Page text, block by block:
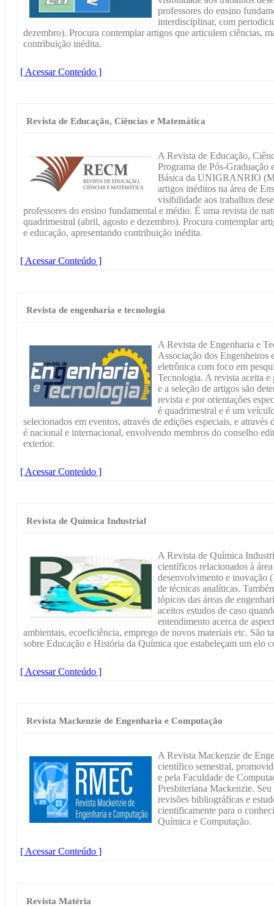
professores do ensino
interdisciplinar, com
dezembro). Procura contemplar artigos que articulem ciências,
contribuição inédita.
[ Acessar Conteúdo ]
Revista de Educação, Ciências e Matemática
A Revista de Educação,
Programa de Pós-Graduação
Básica da UNIGRANRIO
artigos inéditos na área de
visibilidade aos trabalhos
professores do ensino fundamental e médio. É uma revista de
quadrimestral (abril, agosto e dezembro). Procura contemplar
e educação, apresentando contribuição inédita.
[ Acessar Conteúdo ]
Revista de engenharia e tecnologia
A Revista de Engenharia e
Associação dos Engenheiros
eletrônica com foco em
Tecnologia. A revista aceita
e a seleção de artigos são
revista e por orientações
é quadrimestral e é um
selecionados em eventos, através de edições especiais, e
é nacional e internacional, envolvendo membros do conselho
exterior.
[ Acessar Conteúdo ]
Revista de Química Industrial
A Revista de Química
científicos relacionados à
desenvolvimento e
de técnicas analíticas.
tópicos das áreas de
aceitos estudos de caso
entendimento acerca de
ambientais, ecoeficiência, emprego de novos materiais etc. São
sobre Educação e História da Química que estabeleçam um elo
[ Acessar Conteúdo ]
Revista Mackenzie de Engenharia e Computação
A Revista Mackenzie de
científico semestral,
e pela Faculdade de
Presbiteriana Mackenzie.
revisões bibliográficas e
cientificamente para o
Química e Computação.
[ Acessar Conteúdo ]
Revista Matéria